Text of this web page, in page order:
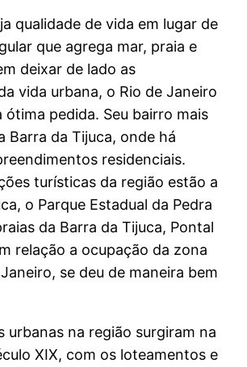
qualidade de vida em lugar de
que agrega mar, praia e
deixar de lado as
vida urbana, o Rio de Janeiro
ótima pedida. Seu bairro mais
Barra da Tijuca, onde há
residenciais.
turísticas da região estão a
o Parque Estadual da Pedra
da Barra da Tijuca, Pontal
relação a ocupação da zona
se deu de maneira bem
urbanas na região surgiram na
XIX, com os loteamentos e